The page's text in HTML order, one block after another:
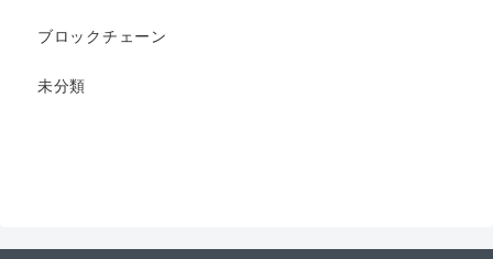
ブロックチェーン
未分類